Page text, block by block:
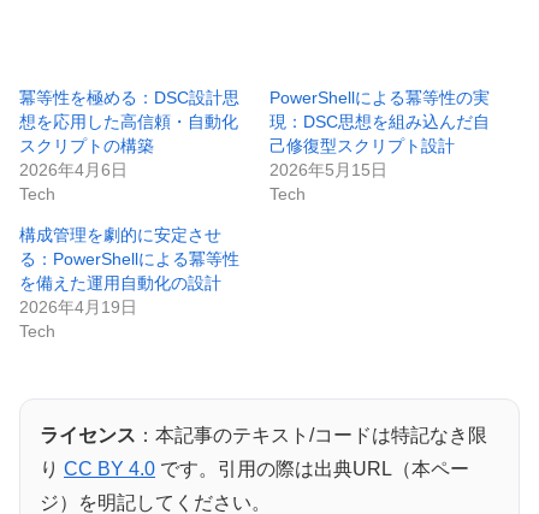
冪等性を極める：DSC設計思
想を応用した高信頼・自動化
スクリプトの構築
2026年4月6日
Tech
PowerShellによる冪等性の実
現：DSC思想を組み込んだ自
己修復型スクリプト設計
2026年5月15日
Tech
構成管理を劇的に安定させ
る：PowerShellによる冪等性
を備えた運用自動化の設計
2026年4月19日
Tech
ライセンス ：本記事のテキスト/コードは特記なき限
り CC BY 4.0 です。引用の際は出典URL（本ペー
ジ）を明記してください。